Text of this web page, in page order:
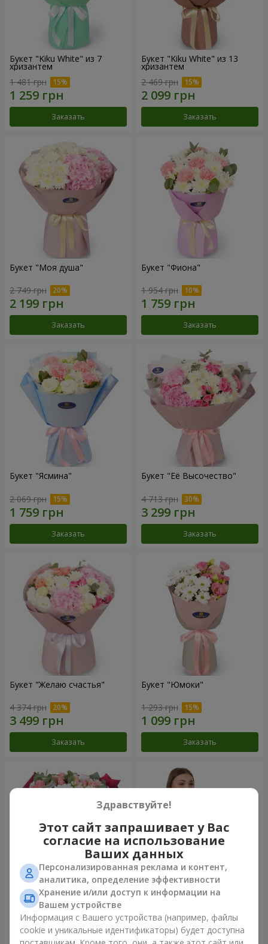
Букет "Kiku White" из 7
хризантем
1 481 грн
Заказать
Букет "Kiku White" из 13
хризантем
2 469 грн
Заказать
Букет "Моя душа"
2 749 грн
Заказать
Букет "Фиона"
1 954 грн
Заказать
Букет "Ясмина"
2 069 грн
Заказать
Букет "Её Высочество"
4 713 грн
Заказать
Букет "Желаю счастья"
4 374 грн
Заказать
Букет "Юмоки"
1 293 грн
Заказать
Букет "Очарование
нежности"
3 749 грн
Композиция "Белоснежная
гармония"
3 199 грн
Здравствуйте!
Этот сайт запрашивает у Вас
согласие на использование
Ваших данных
Персонализированная реклама и контент,
аналитика, определение эффективности
Хранение и/или доступ к информации на
Вашем устройстве
Информация с Вашего устройства (например, файлы
cookie и уникальные идентификаторы) будет доступна